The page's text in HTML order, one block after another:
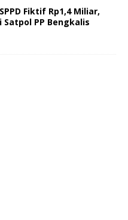
Fiktif Rp1,4 Miliar,
Satpol PP Bengkalis